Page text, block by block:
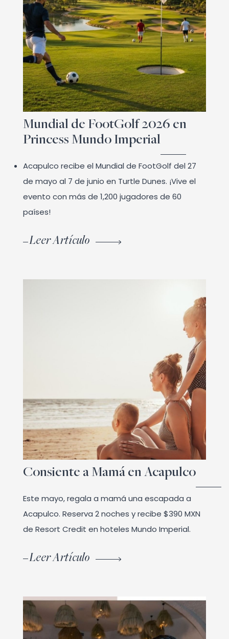
Mundial de FootGolf 2026 en
Princess Mundo Imperial
Acapulco recibe el Mundial de FootGolf del 27
de mayo al 7 de junio en Turtle Dunes. ¡Vive el
evento con más de 1,200 jugadores de 60
países!
Leer Artículo
Consiente a Mamá en Acapulco
Este mayo, regala a mamá una escapada a
Acapulco. Reserva 2 noches y recibe $390 MXN
de Resort Credit en hoteles Mundo Imperial.
Leer Artículo